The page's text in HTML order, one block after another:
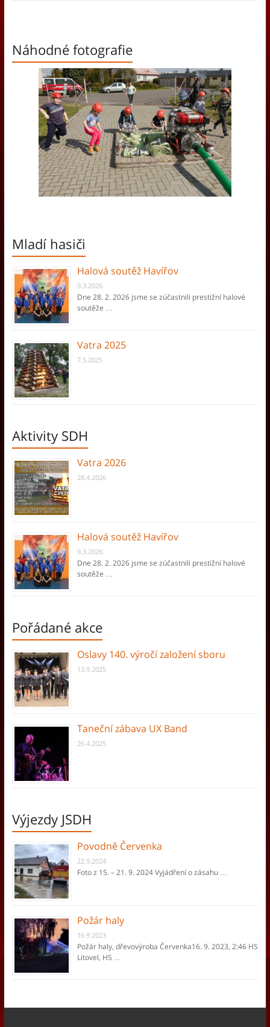
Náhodné fotografie
Mladí hasiči
Halová soutěž Havířov
9.3.2026
Dne 28. 2. 2026 jsme se zúčastnili prestižní halové
soutěže …
Vatra 2025
7.5.2025
Aktivity SDH
Vatra 2026
28.4.2026
Halová soutěž Havířov
9.3.2026
Dne 28. 2. 2026 jsme se zúčastnili prestižní halové
soutěže …
Pořádané akce
Oslavy 140. výročí založení sboru
13.9.2025
Taneční zábava UX Band
26.4.2025
Výjezdy JSDH
Povodně Červenka
22.9.2024
Foto z 15. – 21. 9. 2024 Vyjádření o zásahu …
Požár haly
16.9.2023
Požár haly, dřevovýroba Červenka16. 9. 2023, 2:46 HS
Litovel, HS …